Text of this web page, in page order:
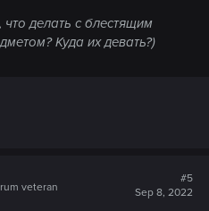
делать с блестящим
Куда их девать?)
veteran
#5
Sep 8, 2022